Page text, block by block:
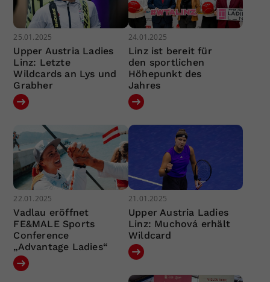
25.01.2025
Upper Austria Ladies
Linz: Letzte
Wildcards an Lys und
Grabher
24.01.2025
Linz ist bereit für
den sportlichen
Höhepunkt des
Jahres
22.01.2025
Vadlau eröffnet
FE&MALE Sports
Conference
„Advantage Ladies“
21.01.2025
Upper Austria Ladies
Linz: Muchová erhält
Wildcard